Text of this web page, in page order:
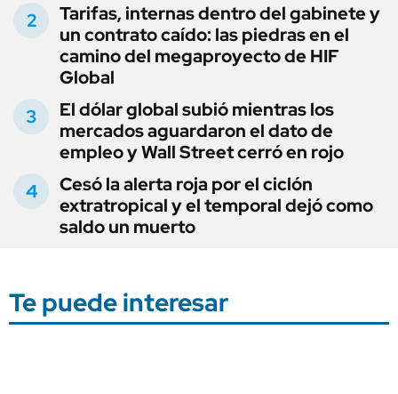
Tarifas, internas dentro del gabinete y
un contrato caído: las piedras en el
camino del megaproyecto de HIF
Global
El dólar global subió mientras los
mercados aguardaron el dato de
empleo y Wall Street cerró en rojo
Cesó la alerta roja por el ciclón
extratropical y el temporal dejó como
saldo un muerto
Te puede interesar